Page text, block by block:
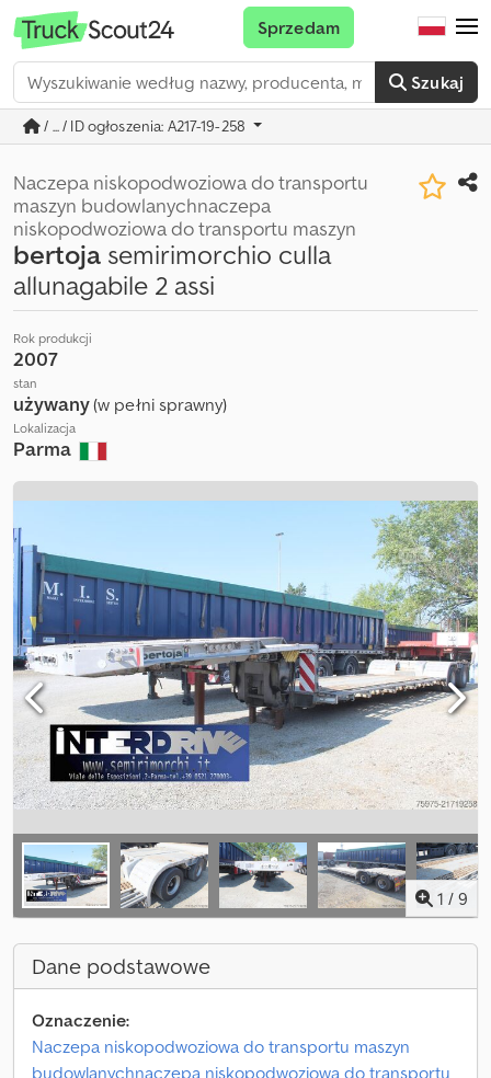
Szukaj
Sprzedam
/ ... / ID ogłoszenia: A217-19-258
Naczepa niskopodwoziowa do transportu
maszyn budowlanychnaczepa
niskopodwoziowa do transportu maszyn
bertoja semirimorchio culla
allunagabile 2 assi
Rok produkcji
2007
stan
używany(w pełni sprawny)
Lokalizacja
Parma
1 / 9
Dane podstawowe
Oznaczenie:
Naczepa niskopodwoziowa do transportu maszyn
budowlanychnaczepa niskopodwoziowa do transportu